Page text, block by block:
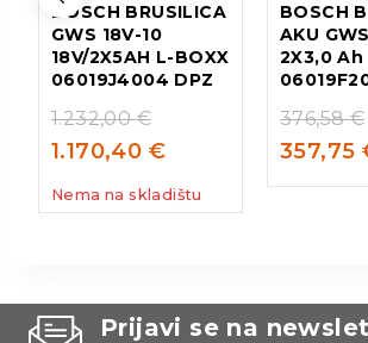
BOSCH BRUSILICA
GWS 18V-10
18V/2X5AH L-BOXX
06019J4004 DPZ
1.232,00€
1.170,40 €
Nema na skladištu
BOSCH
AKU
2X3,0 Ah
376,58€
357,75
Prijavi se na